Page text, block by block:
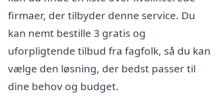
firmaer, der tilbyder denne service. Du
kan nemt bestille 3 gratis og
uforpligtende tilbud fra fagfolk, så du kan
vælge den løsning, der bedst passer til
dine behov og budget.